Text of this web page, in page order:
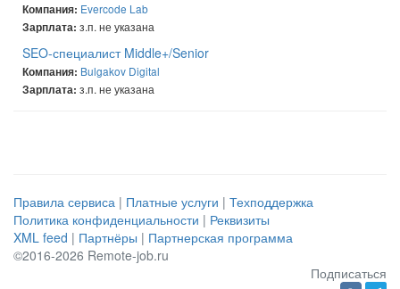
Компания: Evercode Lab
Зарплата: з.п. не указана
SEO-специалист Middle+/Senior
Компания: Bulgakov Digital
Зарплата: з.п. не указана
Правила сервиса | Платные услуги | Техподдержка
Политика конфиденциальности | Реквизиты
XML feed | Партнёры | Партнерская программа
©2016-2026 Remote-job.ru
Подписаться